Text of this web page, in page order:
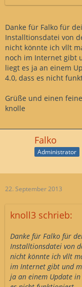
Danke für Falko für
Installtionsdatei von
nicht könnte ich vllt
noch im Internet gibt
liegt es ja an einem
4.0, dass es nicht
Grüße und einen
knolle
Falko
Administrator
22. September 2013
knoll3 schrieb:
Danke für Falko für
Installtionsdatei von
nicht könnte ich vllt
im Internet gibt und
ja an einem Update